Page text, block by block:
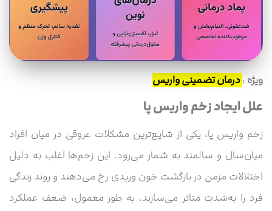
ویژه :درمان تضمینی واریس
علل ایجاد زخم واریس پا
زخم واریس پا، یکی از شایع‌ترین مشکلات عروقی در میان افراد
میان‌سال و سالمند به شمار می‌رود. این زخم‌ها اغلب به دلیل
اختلالات مزمن در بازگشت خون وریدی رخ می‌دهند و روند زندگی
فرد را به‌شدت متاثر می‌سازند. به طور معمول، ضعف عملکرد